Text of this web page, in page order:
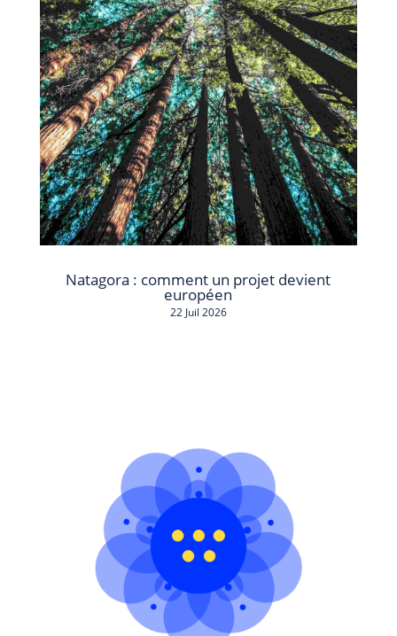
Natagora : comment un projet devient
européen
22 Juil 2026